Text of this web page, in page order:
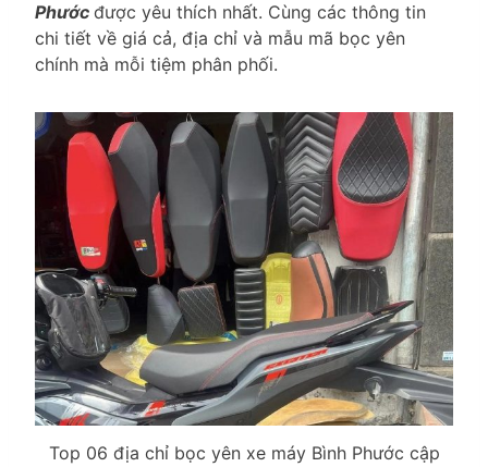
Phước được yêu thích nhất. Cùng các thông tin
chi tiết về giá cả, địa chỉ và mẫu mã bọc yên
chính mà mỗi tiệm phân phối.
Top 06 địa chỉ bọc yên xe máy Bình Phước cập